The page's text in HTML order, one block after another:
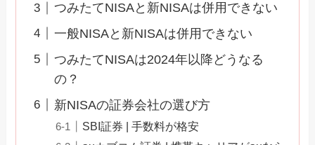
つみたてNISAと新NISAは併用できない
一般NISAと新NISAは併用できない
つみたてNISAは2024年以降どうなる
の？
新NISAの証券会社の選び方
SBI証券 | 手数料が格安